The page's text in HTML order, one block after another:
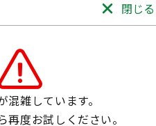
～
閉じる
混雑しています。
再度お試しください。